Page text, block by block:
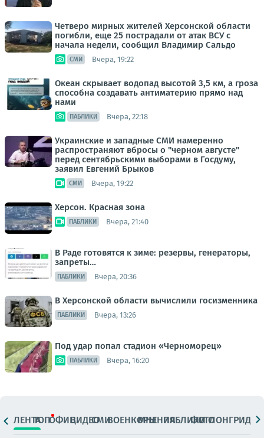
Четверо мирных жителей Херсонской области
погибли, еще 25 пострадали от атак ВСУ с
начала недели, сообщил Владимир Сальдо
СМИ Вчера, 19:22
Океан скрывает водопад высотой 3,5 км, а гроза
способна создавать антиматерию прямо над
нами
ПАБЛИКИ Вчера, 22:18
Украинские и западные СМИ намеренно
распространяют вбросы о "черном августе"
перед сентябрьскими выборами в Госдуму,
заявил Евгений Брыков
СМИ Вчера, 19:22
Херсон. Красная зона
ПАБЛИКИ Вчера, 21:40
В Раде готовятся к зиме: резервы, генераторы,
запреты…
ПАБЛИКИ Вчера, 20:36
В Херсонской области вычислили госизменника
ПАБЛИКИ Вчера, 13:26
Под удар попал стадион «Черноморец»
ПАБЛИКИ Вчера, 16:20
ЛЕНТАТОПОФИЦ.ВИДЕОСМИВОЕНКОРЫМНЕНИЯПАБЛИКИ
ФОТОЛОНГРИДЫ